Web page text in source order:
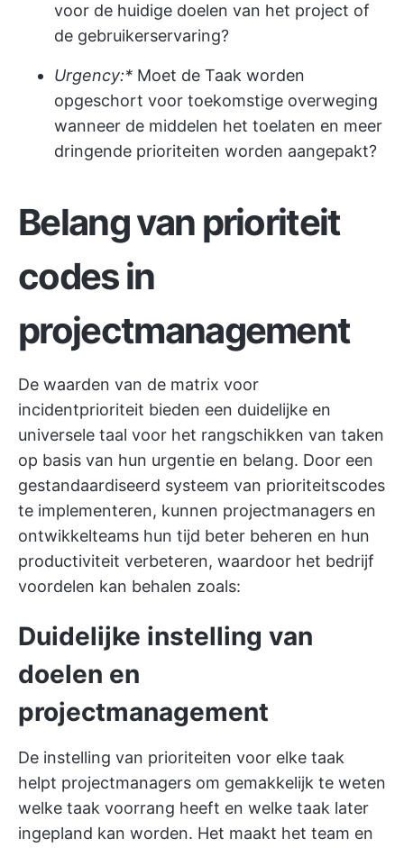
voor de huidige doelen van het project of
de gebruikerservaring?
Urgency:* Moet de Taak worden
opgeschort voor toekomstige overweging
wanneer de middelen het toelaten en meer
dringende prioriteiten worden aangepakt?
Belang van prioriteit
codes in
projectmanagement
De waarden van de matrix voor
incidentprioriteit bieden een duidelijke en
universele taal voor het rangschikken van taken
op basis van hun urgentie en belang. Door een
gestandaardiseerd systeem van prioriteitscodes
te implementeren, kunnen projectmanagers en
ontwikkelteams hun tijd beter beheren en hun
productiviteit verbeteren, waardoor het bedrijf
voordelen kan behalen zoals:
Duidelijke instelling van
doelen en
projectmanagement
De instelling van prioriteiten voor elke taak
helpt projectmanagers om gemakkelijk te weten
welke taak voorrang heeft en welke taak later
ingepland kan worden. Het maakt het team en